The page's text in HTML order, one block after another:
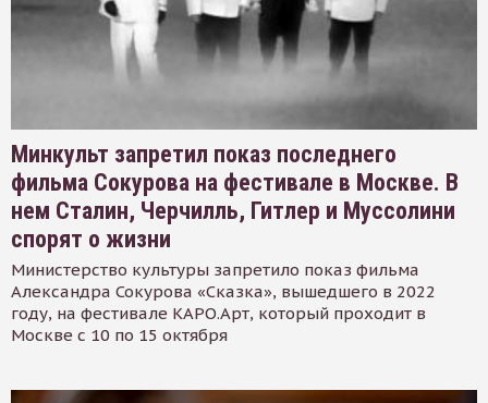
Минкульт запретил показ последнего
фильма Сокурова на фестивале в Москве. В
нем Сталин, Черчилль, Гитлер и Муссолини
спорят о жизни
Министерство культуры запретило показ фильма
Александра Сокурова «Сказка», вышедшего в 2022
году, на фестивале КАРО.Арт, который проходит в
Москве с 10 по 15 октября